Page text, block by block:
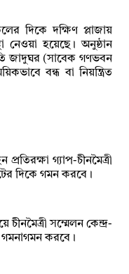
দিকে দক্ষিণ প্লাজায়
নেওয়া হয়েছে। অনুষ্ঠান
জাদুঘর (সাবেক গণভবন
বন্ধ বা নিয়ন্ত্রিত
গ্যাপ-চীনমৈত্রী
দিকে গমন করবে।
সম্মেলন কেন্দ্র-
গমনাগমন করবে।